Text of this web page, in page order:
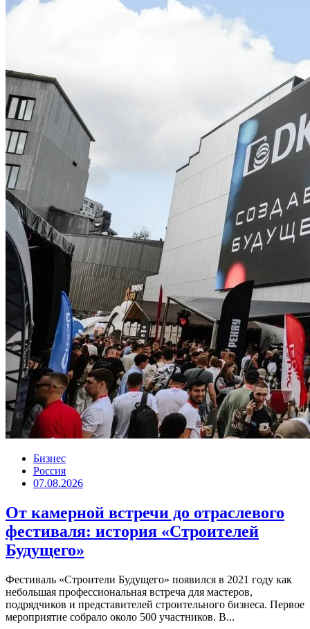
Бизнес
Россия
07.08.2026
От камерной встречи до отраслевого
фестиваля: история «Строителей
Будущего»
Фестиваль «Строители Будущего» появился в 2021 году как
небольшая профессиональная встреча для мастеров,
подрядчиков и представителей строительного бизнеса. Первое
мероприятие собрало около 500 участников. В...